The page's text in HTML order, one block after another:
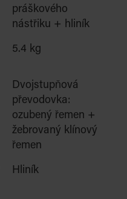
práškového
nástřiku + hliník
5.4 kg
Dvojstupňová
převodovka:
ozubený řemen +
žebrovaný klínový
řemen
Hliník